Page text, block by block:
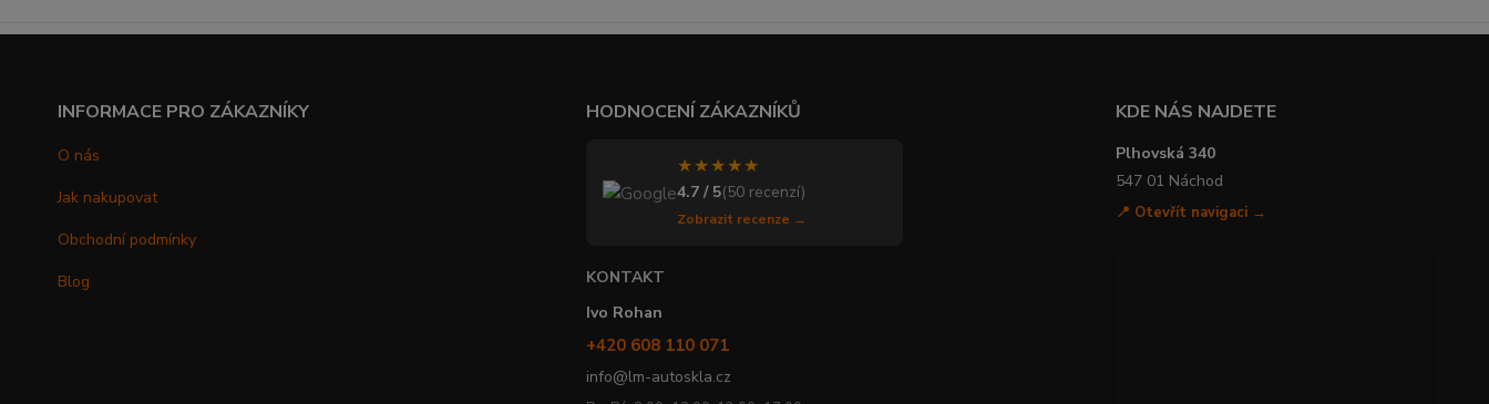
INFORMACE PRO ZÁKAZNÍKY
O nás
Jak nakupovat
Obchodní podmínky
Blog
HODNOCENÍ ZÁKAZNÍKŮ
★★★★★
4.7 / 5(50 recenzí)
Zobrazit recenze →
KONTAKT
Ivo Rohan
+420 608 110 071
info@lm-autoskla.cz
KDE NÁS NAJDETE
Plhovská 340
547 01 Náchod
📍 Otevřít navigaci →